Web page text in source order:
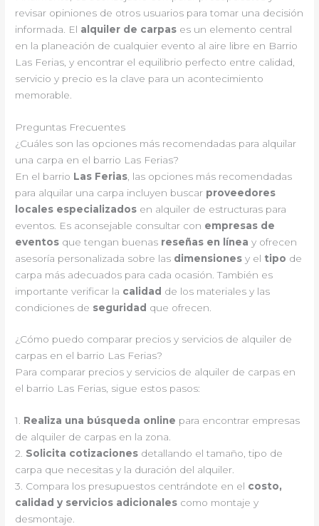
revisar opiniones de otros usuarios para tomar una decisión
informada. El alquiler de carpas es un elemento central
en la planeación de cualquier evento al aire libre en Barrio
Las Ferias, y encontrar el equilibrio perfecto entre calidad,
servicio y precio es la clave para un acontecimiento
memorable.
Preguntas Frecuentes
¿Cuáles son las opciones más recomendadas para alquilar
una carpa en el barrio Las Ferias?
En el barrio Las Ferias , las opciones más recomendadas
para alquilar una carpa incluyen buscar proveedores
locales especializados en alquiler de estructuras para
eventos. Es aconsejable consultar con empresas de
eventos que tengan buenas reseñas en línea y ofrecen
asesoría personalizada sobre las dimensiones y el tipo de
carpa más adecuados para cada ocasión. También es
importante verificar la calidad de los materiales y las
condiciones de seguridad que ofrecen.
¿Cómo puedo comparar precios y servicios de alquiler de
carpas en el barrio Las Ferias?
Para comparar precios y servicios de alquiler de carpas en
el barrio Las Ferias, sigue estos pasos:
1. Realiza una búsqueda online para encontrar empresas
de alquiler de carpas en la zona.
2. Solicita cotizaciones detallando el tamaño, tipo de
carpa que necesitas y la duración del alquiler.
3. Compara los presupuestos centrándote en el costo,
calidad y servicios adicionales como montaje y
desmontaje.